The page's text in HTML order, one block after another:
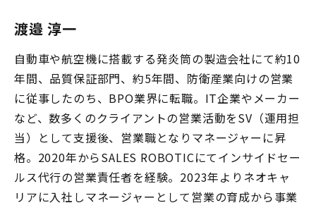
渡邉 淳一
自動車や航空機に搭載する発炎筒の製造会社にて約10
年間、品質保証部門、約5年間、防衛産業向けの営業
に従事したのち、BPO業界に転職。IT企業やメーカー
など、数多くのクライアントの営業活動をSV（運用担
当）として支援後、営業職となりマネージャーに昇
格。2020年からSALES ROBOTICにてインサイドセー
ルス代行の営業責任者を経験。2023年よりネオキャ
リアに入社しマネージャーとして営業の育成から事業